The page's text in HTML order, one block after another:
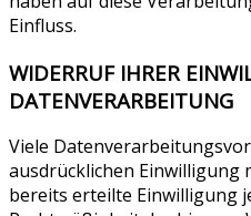
Einfluss.
WIDERRUF IHRER
DATENVERARBEITUNG
Viele
ausdrücklichen Einwilligung
bereits erteilte Einwilligung